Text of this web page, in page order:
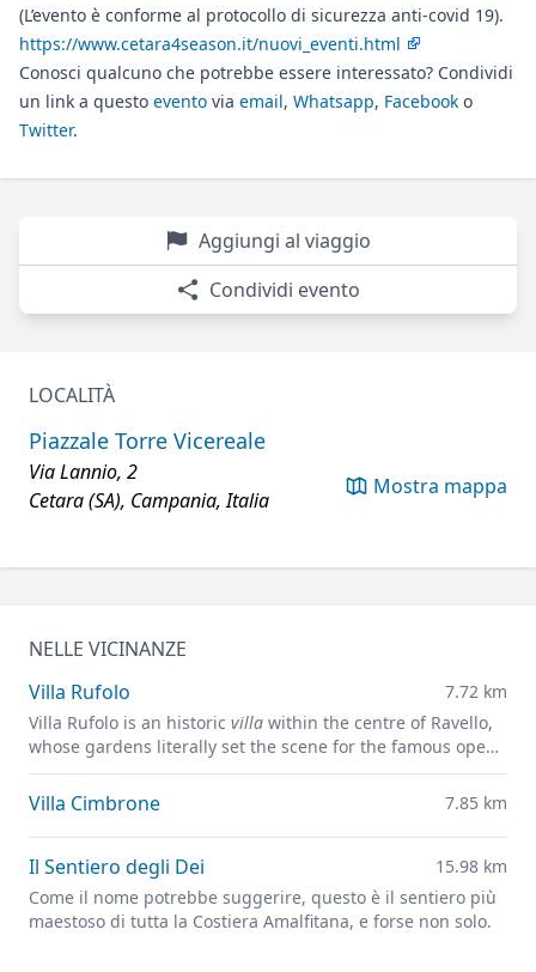
(L’evento è conforme al protocollo di sicurezza anti-covid 19).
https://www.cetara4season.it/nuovi_eventi.html
Conosci qualcuno che potrebbe essere interessato? Condividi
un link a questo evento via email, Whatsapp, Facebook o
Twitter.
Aggiungi al viaggio
Condividi evento
LOCALITÀ
Piazzale Torre Vicereale
Via Lannio, 2
Cetara (SA), Campania, Italia
Mostra mappa
NELLE VICINANZE
Villa Rufolo
7.72 km
Villa Rufolo is an historic villa within the centre of Ravello,
whose gardens literally set the scene for the famous open-
air Ravello Festival concerts overlooking the
Mediterranean.
Villa Cimbrone 7.85 km
Il Sentiero degli Dei
15.98 km
Come il nome potrebbe suggerire, questo è il sentiero più
maestoso di tutta la Costiera Amalfitana, e forse non solo.